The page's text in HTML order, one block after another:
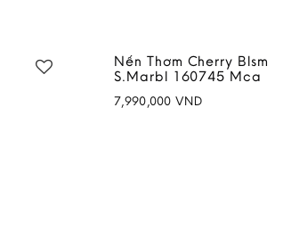
Nến Thơm Cherry Blsm
S.Marbl 160745 Mca
7,990,000 VND